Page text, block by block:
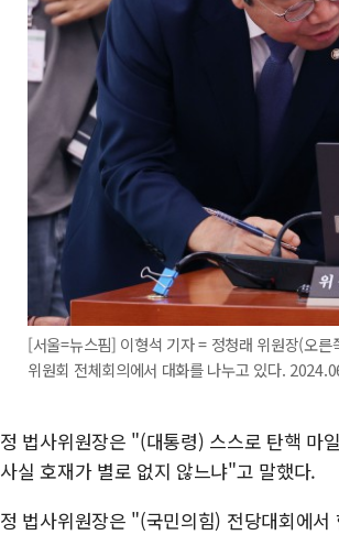
[서울=뉴스핌] 이형석 기자 = 정청래 위원장(오
위원회 전체회의에서 대화를 나누고 있다.
정 법사위원장은 "(대통령) 스스로 탄핵 마
사실 호재가 별로 없지 않느냐"고 말했다.
정 법사위원장은 "(국민의힘) 전당대회에